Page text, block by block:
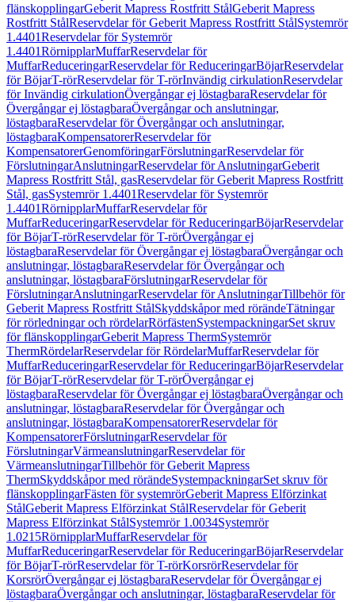
flänskopplingarGeberit Mapress Rostfritt StålGeberit Mapress
Rostfritt StålReservdelar för Geberit Mapress Rostfritt StålSystemrör
1.4401Reservdelar för Systemrör
1.4401RörnipplarMuffarReservdelar för
MuffarReduceringarReservdelar för ReduceringarBöjarReservdelar
för BöjarT-rörReservdelar för T-rörInvändig cirkulationReservdelar
för Invändig cirkulationÖvergångar ej löstagbaraReservdelar för
Övergångar ej löstagbaraÖvergångar och anslutningar,
löstagbaraReservdelar för Övergångar och anslutningar,
löstagbaraKompensatorerReservdelar för
KompensatorerGenomföringarFörslutningarReservdelar för
FörslutningarAnslutningarReservdelar för AnslutningarGeberit
Mapress Rostfritt Stål, gasReservdelar för Geberit Mapress Rostfritt
Stål, gasSystemrör 1.4401Reservdelar för Systemrör
1.4401RörnipplarMuffarReservdelar för
MuffarReduceringarReservdelar för ReduceringarBöjarReservdelar
för BöjarT-rörReservdelar för T-rörÖvergångar ej
löstagbaraReservdelar för Övergångar ej löstagbaraÖvergångar och
anslutningar, löstagbaraReservdelar för Övergångar och
anslutningar, löstagbaraFörslutningarReservdelar för
FörslutningarAnslutningarReservdelar för AnslutningarTillbehör för
Geberit Mapress Rostfritt StålSkyddskåpor med rörändeTätningar
för rörledningar och rördelarRörfästenSystempackningarSet skruv
för flänskopplingarGeberit Mapress ThermSystemrör
ThermRördelarReservdelar för RördelarMuffarReservdelar för
MuffarReduceringarReservdelar för ReduceringarBöjarReservdelar
för BöjarT-rörReservdelar för T-rörÖvergångar ej
löstagbaraReservdelar för Övergångar ej löstagbaraÖvergångar och
anslutningar, löstagbaraReservdelar för Övergångar och
anslutningar, löstagbaraKompensatorerReservdelar för
KompensatorerFörslutningarReservdelar för
FörslutningarVärmeanslutningarReservdelar för
VärmeanslutningarTillbehör för Geberit Mapress
ThermSkyddskåpor med rörändeSystempackningarSet skruv för
flänskopplingarFästen för systemrörGeberit Mapress Elförzinkat
StålGeberit Mapress Elförzinkat StålReservdelar för Geberit
Mapress Elförzinkat StålSystemrör 1.0034Systemrör
1.0215RörnipplarMuffarReservdelar för
MuffarReduceringarReservdelar för ReduceringarBöjarReservdelar
för BöjarT-rörReservdelar för T-rörKorsrörReservdelar för
KorsrörÖvergångar ej löstagbaraReservdelar för Övergångar ej
löstagbaraÖvergångar och anslutningar, löstagbaraReservdelar för